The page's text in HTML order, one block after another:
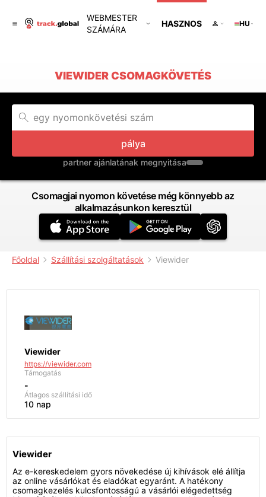
WEBMESTER
SZÁMÁRA
HASZNOS HU
VIEWIDER CSOMAGKÖVETÉS
pálya
partner ajánlatának megnyitása
Csomagjai nyomon követése még könnyebb az
alkalmazásunkon keresztül
Főoldal Szállítási szolgáltatások Viewider
Viewider
https://viewider.com
Támogatás
-
Átlagos szállítási idő
10 nap
Viewider
Az e-kereskedelem gyors növekedése új kihívások elé állítja
az online vásárlókat és eladókat egyaránt. A hatékony
csomagkezelés kulcsfontosságú a vásárlói elégedettség